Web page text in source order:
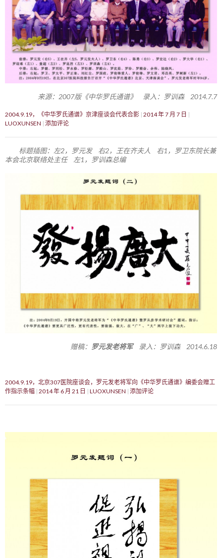
来源：2007版《中华罗氏通谱》 录入：罗训森 2014.7.7
2004.9.19，《中华罗氏通谱》京津座谈会代表合影 2014 年 7 月 7 日
LUOXUNSEN 添加评论
标题插图：左2，罗元发 右2，王在齐夫人 右1，罗卫东院长兼
本会北京联络处主任 左1，罗训森总编
赠稿： 罗元发老将军录入：罗训森 2014.6.18
2004.9.19，北京307医院座谈会，罗元发老将军向《中华罗氏通谱》编委会赠工
作指示条幅 2014 年 6 月 21 日 LUOXUNSEN 添加评论